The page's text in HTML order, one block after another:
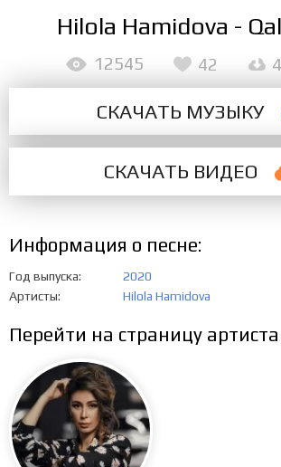
Hilola Hamidova -
СКАЧАТЬ МУЗЫКУ
СКАЧАТЬ ВИДЕО
12545 42
Информация о песне:
Год выпуска
2020
Артисты
Hilola Hamidova
Перейти на страницу артиста